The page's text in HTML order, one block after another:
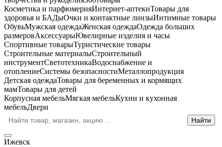
Косметика и парфюмерияИнтернет-аптекиТовары для
здоровья и БАДыОчки и контактные линзыИнтимные товары
ОбувьМужская одеждаЖенская одеждаОдежда больших
размеровАксессуарыЮвелирные изделия и часы
Спортивные товарыТуристические товары
Строительные материалыСтроительный
инструментСветотехникаВодоснабжение и
отоплениеСистемы безопасностиМеталлопродукция
Детская одеждаТовары для беременных и кормящих
мамТовары для детей
Корпусная мебельМягкая мебельКухни и кухонная
мебельДвери
Ижевск